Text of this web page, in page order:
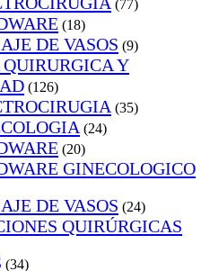
(77)
(18)
DE VASOS (9)
Y
(126)
(35)
(24)
(20)
GINECOLOGICO
DE VASOS (24)
QUIRÚRGICAS
(34)